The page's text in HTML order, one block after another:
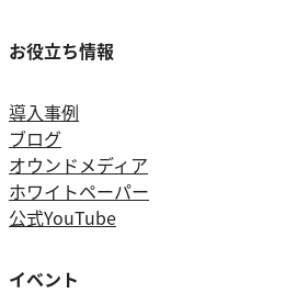
お役立ち情報
導入事例
ブログ
オウンドメディア
ホワイトペーパー
公式YouTube
イベント